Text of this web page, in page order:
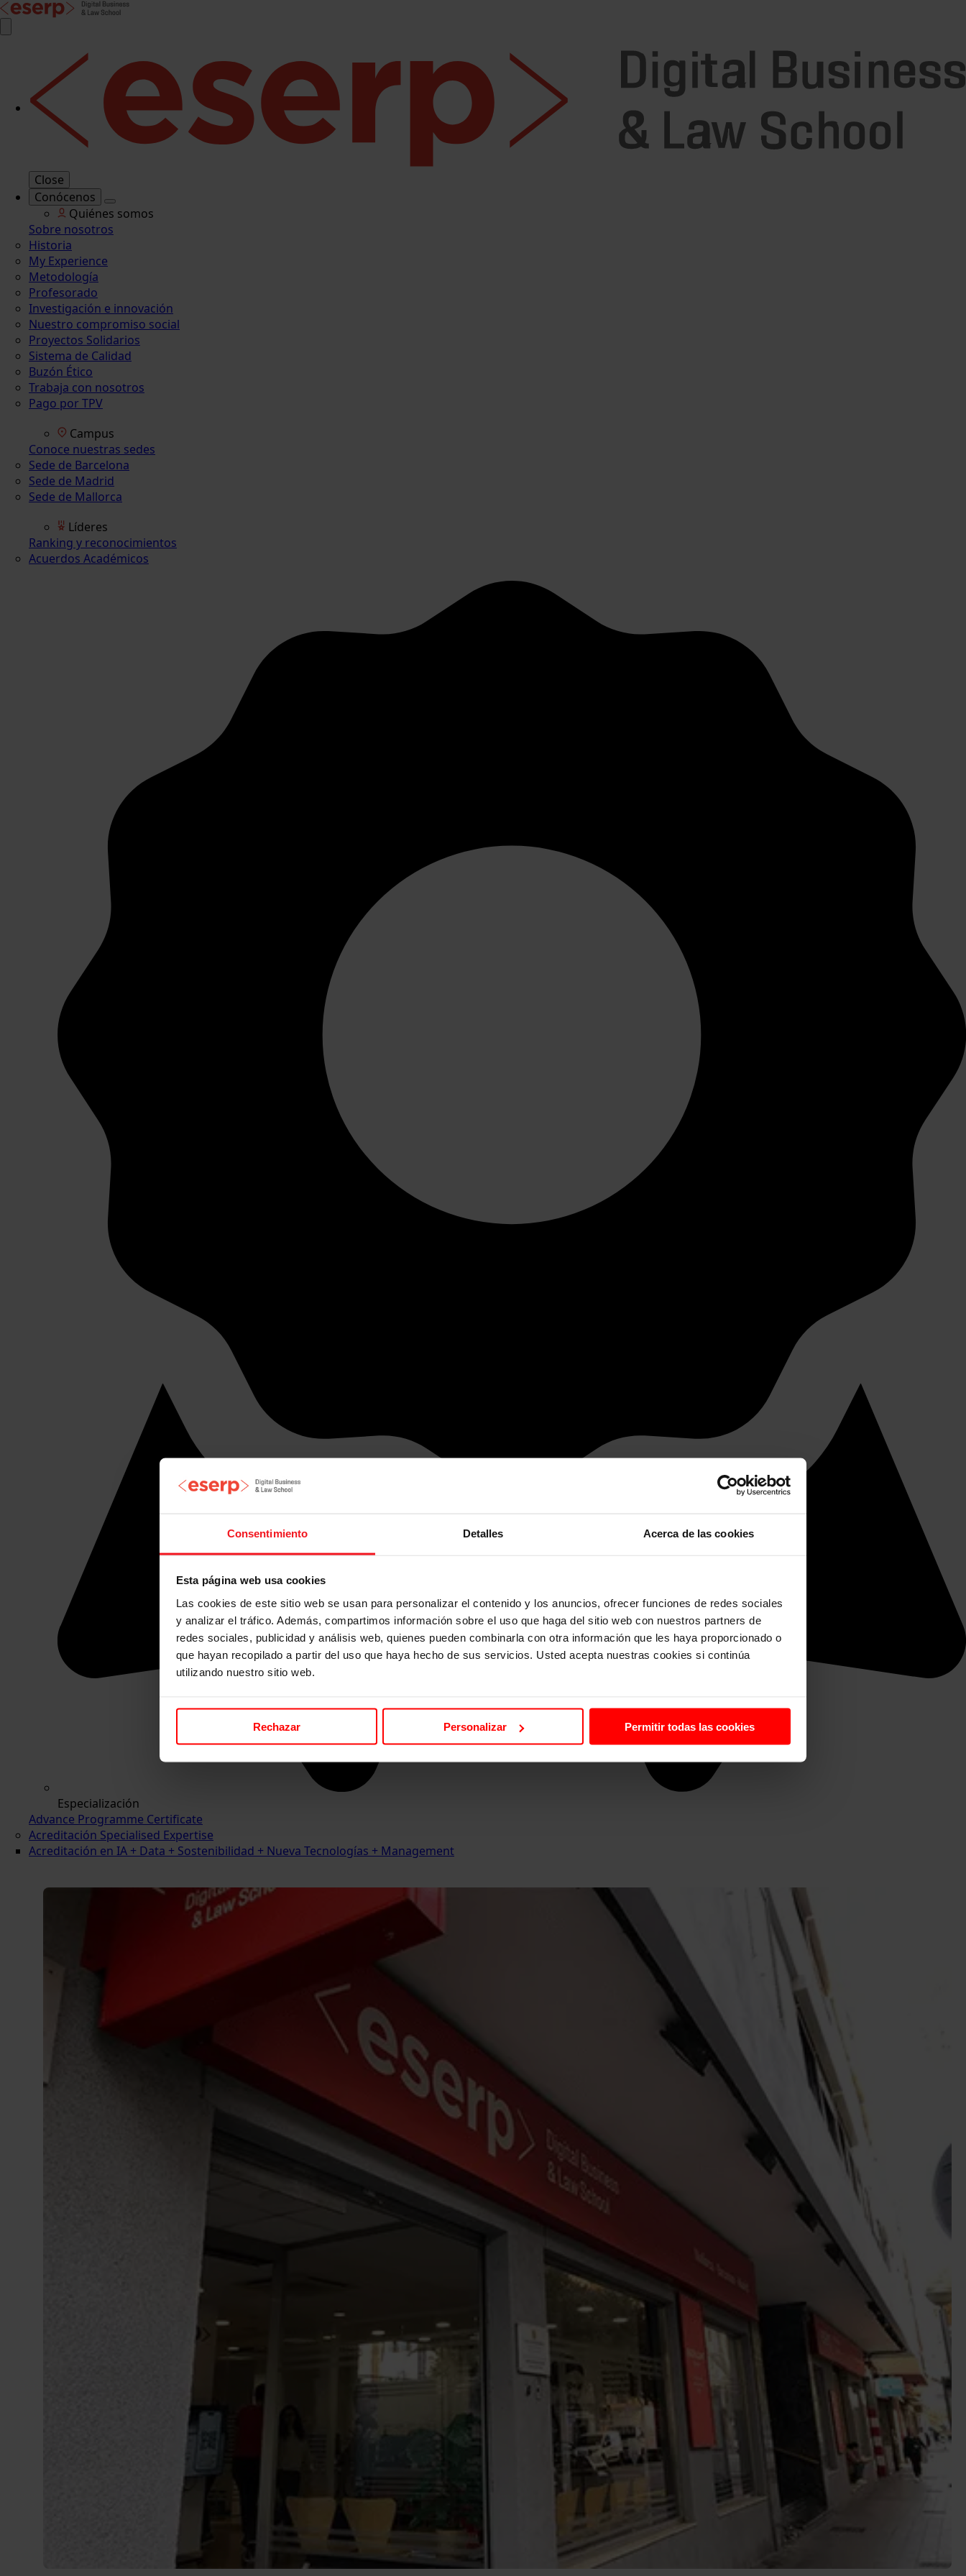
Consentimiento Detalles Acerca de las cookies
Esta página web usa cookies
Las cookies de este sitio web se usan para personalizar el contenido y los anuncios, ofrecer funciones de redes sociales
y analizar el tráfico. Además, compartimos información sobre el uso que haga del sitio web con nuestros partners de
redes sociales, publicidad y análisis web, quienes pueden combinarla con otra información que les haya proporcionado o
que hayan recopilado a partir del uso que haya hecho de sus servicios. Usted acepta nuestras cookies si continúa
utilizando nuestro sitio web.
Rechazar Personalizar Permitir todas las cookies
Close
Conócenos
Quiénes somos
Sobre nosotros
Historia
My Experience
Metodología
Profesorado
Investigación e innovación
Nuestro compromiso social
Proyectos Solidarios
Sistema de Calidad
Buzón Ético
Trabaja con nosotros
Pago por TPV
Campus
Conoce nuestras sedes
Sede de Barcelona
Sede de Madrid
Sede de Mallorca
Líderes
Ranking y reconocimientos
Acuerdos Académicos
Especialización
Advance Programme Certificate
Acreditación Specialised Expertise
Acreditación en IA + Data + Sostenibilidad + Nueva Tecnologías + Management